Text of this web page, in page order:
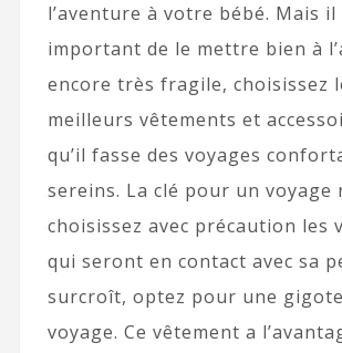
l’aventure à votre bébé. Mais il
important de le mettre bien à
encore très fragile, choisissez
meilleurs vêtements et
qu’il fasse des voyages
sereins. La clé pour un voyage
choisissez avec précaution les
qui seront en contact avec sa
surcroît, optez pour une
voyage. Ce vêtement a